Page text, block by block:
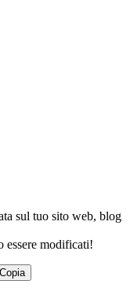
sul tuo sito web, blog
essere modificati!
Copia